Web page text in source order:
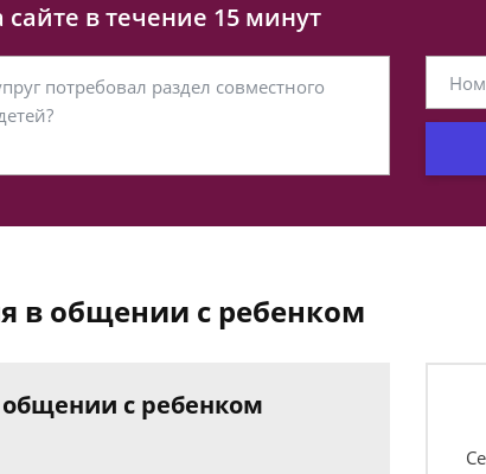
в течение 15 минут
в общении с ребенком
с ребенком